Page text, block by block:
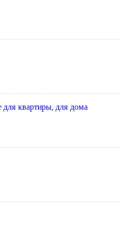
для квартиры, для дома